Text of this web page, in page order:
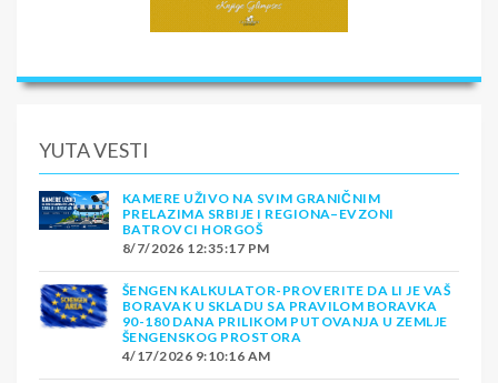
YUTA VESTI
KAMERE UŽIVO NA SVIM GRANIČNIM
PRELAZIMA SRBIJE I REGIONA–EVZONI
BATROVCI HORGOŠ
8/7/2026 12:35:17 PM
ŠENGEN KALKULATOR-PROVERITE DA LI JE VAŠ
BORAVAK U SKLADU SA PRAVILOM BORAVKA
90-180 DANA PRILIKOM PUTOVANJA U ZEMLJE
ŠENGENSKOG PROSTORA
4/17/2026 9:10:16 AM